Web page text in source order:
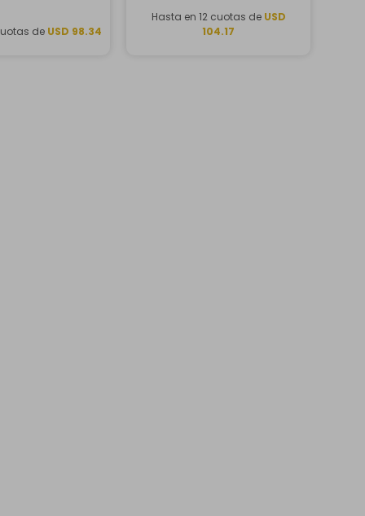
de USD 98.34
Hasta en 12 cuotas de USD
104.17